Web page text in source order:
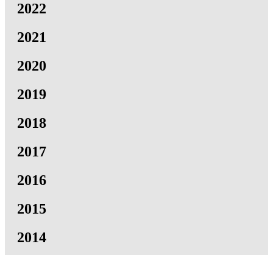
2022
2021
2020
2019
2018
2017
2016
2015
2014